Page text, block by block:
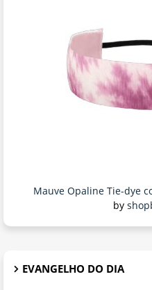
Mauve Opaline Tie-dye
by
EVANGELHO DO DIA